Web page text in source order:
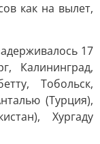
как на вылет,
17
Калининград,
Тобольск,
(Турция),
Хургаду